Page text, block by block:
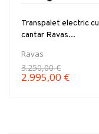
Transpalet electric cu
cantar Ravas...
Ravas
3.250,00 €
2.995,00 €